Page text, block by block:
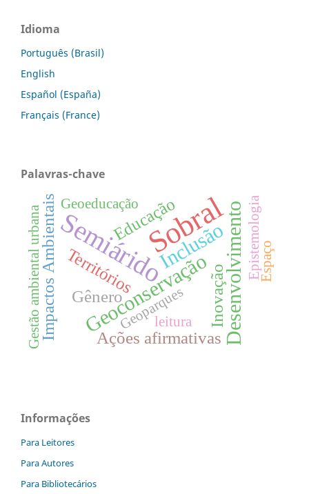
Idioma
Português (Brasil)
English
Español (España)
Français (France)
Palavras-chave
Sobral
Semiárido
Geoconservação
InclusãoDesenvolvimento
Educação
Territórios
Gênero
Impactos Ambientais Ações afirmativas
Inovação
Geoeducação
Geoparques
Epistemologia
leitura
Espaço
Gestão ambiental urbana
Informações
Para Leitores
Para Autores
Para Bibliotecários